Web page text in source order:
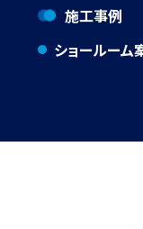
施工事例
ショールーム